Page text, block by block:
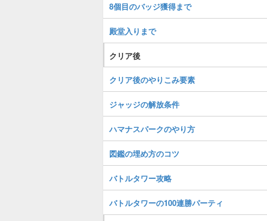
8個目のバッジ獲得まで
殿堂入りまで
クリア後
クリア後のやりこみ要素
ジャッジの解放条件
ハマナスパークのやり方
図鑑の埋め方のコツ
バトルタワー攻略
バトルタワーの100連勝パーティ